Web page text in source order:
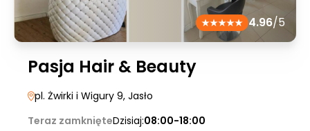
4.96/5
Pasja Hair & Beauty
pl. Żwirki i Wigury 9, Jasło
Teraz zamknięteDzisiaj:08:00-18:00